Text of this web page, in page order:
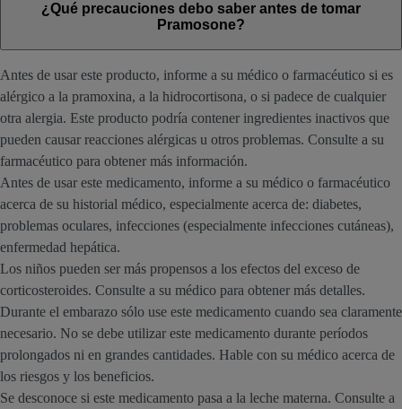
¿Qué precauciones debo saber antes de tomar
Pramosone?
Antes de usar este producto, informe a su médico o farmacéutico si es
alérgico a la pramoxina, a la hidrocortisona, o si padece de cualquier
otra alergia. Este producto podría contener ingredientes inactivos que
pueden causar reacciones alérgicas u otros problemas. Consulte a su
farmacéutico para obtener más información.
Antes de usar este medicamento, informe a su médico o farmacéutico
acerca de su historial médico, especialmente acerca de: diabetes,
problemas oculares, infecciones (especialmente infecciones cutáneas),
enfermedad hepática.
Los niños pueden ser más propensos a los efectos del exceso de
corticosteroides. Consulte a su médico para obtener más detalles.
Durante el embarazo sólo use este medicamento cuando sea claramente
necesario. No se debe utilizar este medicamento durante períodos
prolongados ni en grandes cantidades. Hable con su médico acerca de
los riesgos y los beneficios.
Se desconoce si este medicamento pasa a la leche materna. Consulte a